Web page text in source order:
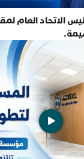
الاتحاد العام